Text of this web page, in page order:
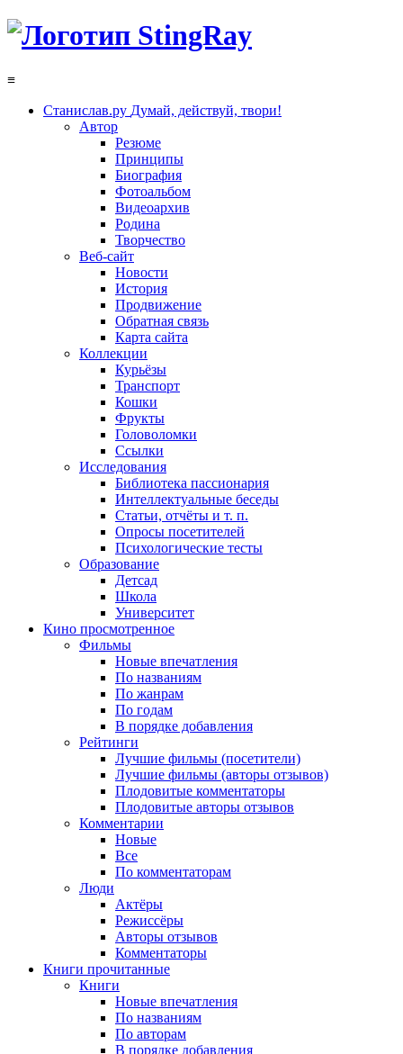
≡
Станислав.ру Думай, действуй, твори!
Автор
Резюме
Принципы
Биография
Фотоальбом
Видеоархив
Родина
Творчество
Веб-сайт
Новости
История
Продвижение
Обратная связь
Карта сайта
Коллекции
Курьёзы
Транспорт
Кошки
Фрукты
Головоломки
Ссылки
Исследования
Библиотека пассионария
Интеллектуальные беседы
Статьи, отчёты и т. п.
Опросы посетителей
Психологические тесты
Образование
Детсад
Школа
Университет
Кино просмотренное
Фильмы
Новые впечатления
По названиям
По жанрам
По годам
В порядке добавления
Рейтинги
Лучшие фильмы (посетители)
Лучшие фильмы (авторы отзывов)
Плодовитые комментаторы
Плодовитые авторы отзывов
Комментарии
Новые
Все
По комментаторам
Люди
Актёры
Режиссёры
Авторы отзывов
Комментаторы
Книги прочитанные
Книги
Новые впечатления
По названиям
По авторам
В порядке добавления